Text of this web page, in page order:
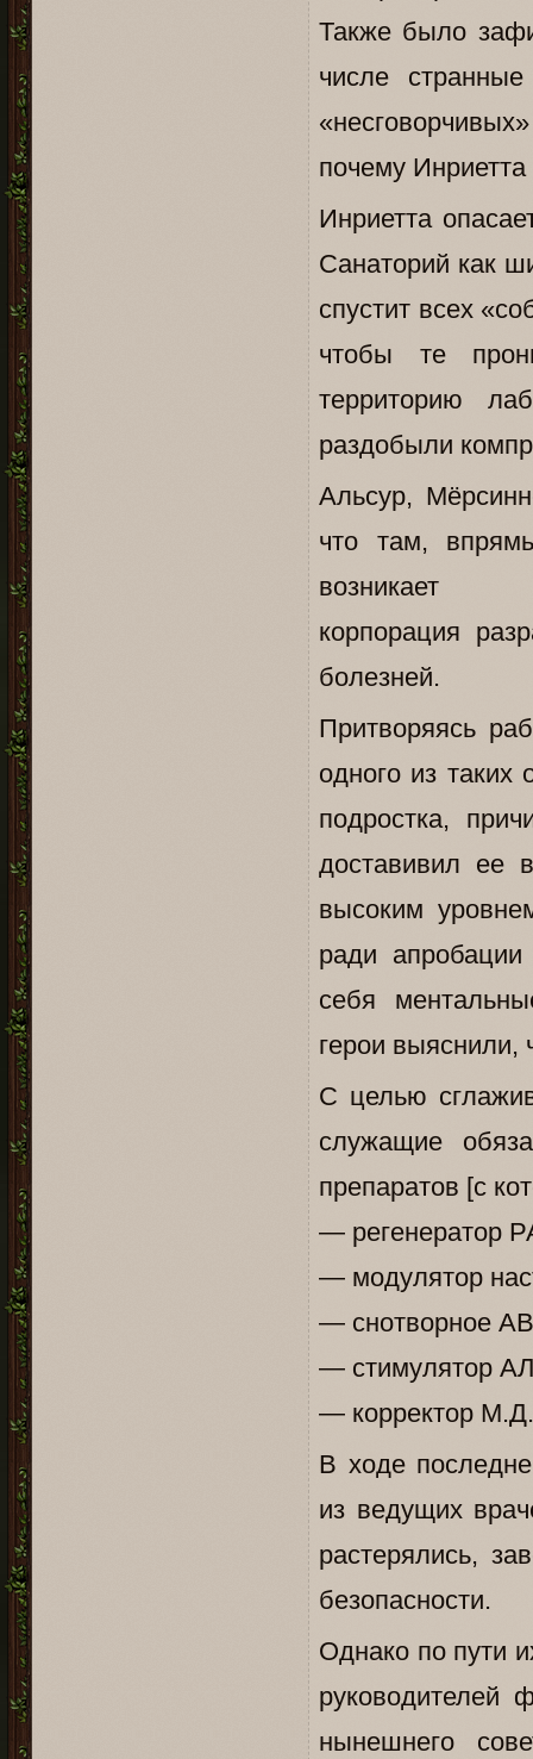
Также было
числе
почему
Инриетта
Санаторий как
спустит всех
чтобы те
территорию
раздобыли
Альсур,
что там,
корпорация
болезней.
Притворяясь
одного из
подростка,
доставивил ее
высоким
ради
себя
герои выяснили,
С целью
служащие
препаратов [с
— регенератор
— модулятор
— снотворное
— стимулятор
— корректор
В ходе
из ведущих
растерялись,
безопасности.
Однако по пути
руководителей
нынешнего